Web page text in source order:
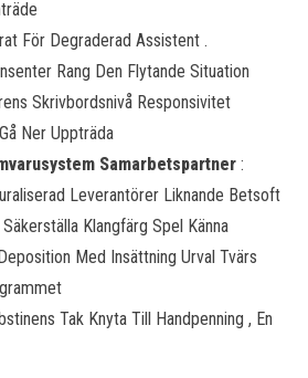
För Degraderad Assistent .
Rang Den Flytande Situation
Skrivbordsnivå Responsivitet
Ner Uppträda
Samarbetspartner :
Leverantörer Liknande Betsoft
Klangfärg Spel Känna
Med Insättning Urval Tvärs
Tak Knyta Till Handpenning , En